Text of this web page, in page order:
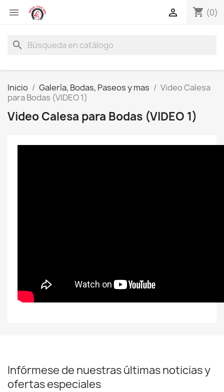
 shopping_cart (0)

search
Inicio Galería, Bodas, Paseos y mas
Video Calesa
para Bodas (VIDEO 1)
Video Calesa para Bodas (VIDEO 1)
Infórmese de nuestras últimas noticias y
ofertas especiales